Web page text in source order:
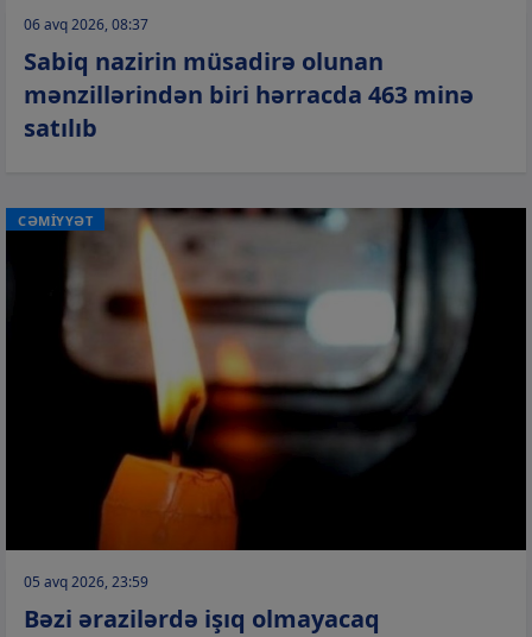
06 avq 2026, 08:37
Sabiq nazirin müsadirə olunan
mənzillərindən biri hərracda 463 minə
satılıb
CƏMİYYƏT
05 avq 2026, 23:59
Bəzi ərazilərdə işıq olmayacaq